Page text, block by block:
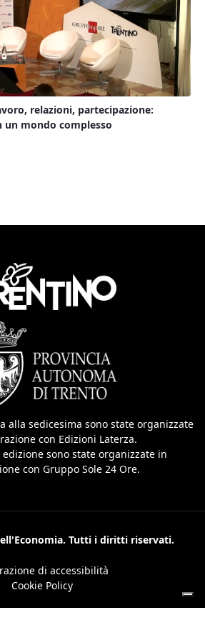
relazioni, partecipazione:
mondo complesso
alla sedicesima sono state organizzate
con Edizioni Laterza.
edizione sono state organizzate in
con Gruppo Sole 24 Ore.
Tutti i diritti riservati.
di accessibilità
Cookie Policy